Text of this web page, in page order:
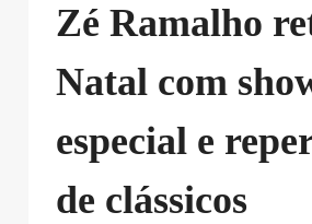
Zé Ramalho
Natal com
especial e
de clássicos